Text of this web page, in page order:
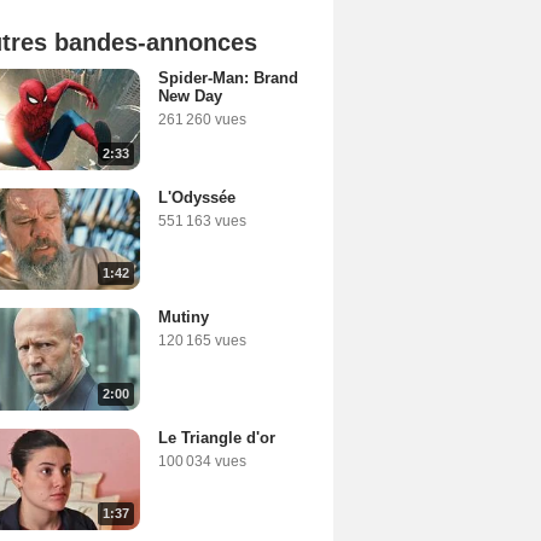
bandes-annonces
2:33
Spider-Man: Brand
New Day
261 260 vues
1:42
L'Odyssée
551 163 vues
2:00
Mutiny
120 165 vues
1:37
Le Triangle d'or
100 034 vues